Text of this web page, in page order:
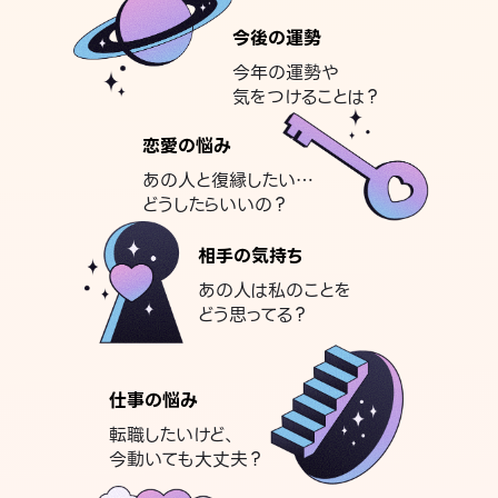
今後の運勢
今年の運勢や
気をつけることは？
恋愛の悩み
あの人と復縁したい…
どうしたらいいの？
相手の気持ち
あの人は私のことを
どう思ってる？
仕事の悩み
転職したいけど、
今動いても大丈夫？